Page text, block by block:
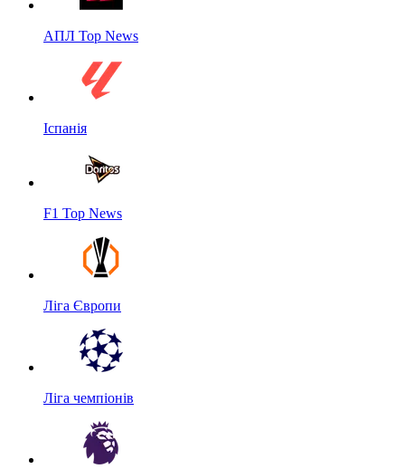
АПЛ Top News
Іспанія
F1 Top News
Ліга Європи
Ліга чемпіонів